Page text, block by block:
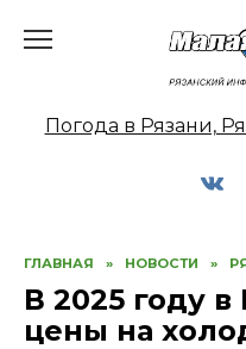
Погода в Рязани,
ГЛАВНАЯ » НОВОСТИ »
В 2025 году
цены на